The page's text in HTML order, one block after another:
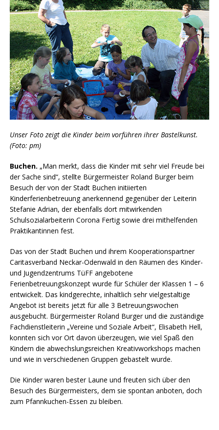
Unser Foto zeigt die Kinder beim vorführen ihrer Bastelkunst.
(Foto: pm)
Buchen. „Man merkt, dass die Kinder mit sehr viel Freude bei
der Sache sind“, stellte Bürgermeister Roland Burger beim
Besuch der von der Stadt Buchen initiierten
Kinderferienbetreuung anerkennend gegenüber der Leiterin
Stefanie Adrian, der ebenfalls dort mitwirkenden
Schulsozialarbeiterin Corona Fertig sowie drei mithelfenden
Praktikantinnen fest.
Das von der Stadt Buchen und ihrem Kooperationspartner
Caritasverband Neckar-Odenwald in den Räumen des Kinder-
und Jugendzentrums TüFF angebotene
Ferienbetreuungskonzept wurde für Schüler der Klassen 1 – 6
entwickelt. Das kindgerechte, inhaltlich sehr vielgestaltige
Angebot ist bereits jetzt für alle 3 Betreuungswochen
ausgebucht. Bürgermeister Roland Burger und die zuständige
Fachdienstleiterin „Vereine und Soziale Arbeit“, Elisabeth Hell,
konnten sich vor Ort davon überzeugen, wie viel Spaß den
Kindern die abwechslungsreichen Kreativworkshops machen
und wie in verschiedenen Gruppen gebastelt wurde.
Die Kinder waren bester Laune und freuten sich über den
Besuch des Bürgermeisters, dem sie spontan anboten, doch
zum Pfannkuchen-Essen zu bleiben.